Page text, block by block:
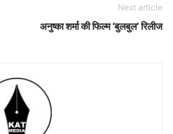
Next article
अनुष्का शर्मा की फिल्म ‘बुलबुल’ रिलीज